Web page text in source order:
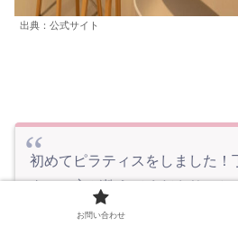
出典：公式サイト
初めてピラティスをしました！
ターの方が教えてくださり、と
きました！スタジオもとっても
お問い合わせ